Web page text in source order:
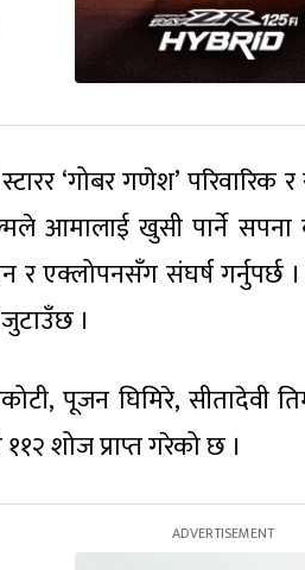
स्टारर ‘गोबर गणेश’
आमालाई खुसी पार्ने
र एक्लोपनसँग संघर्ष
।
पूजन घिमिरे,
शोज प्राप्त गरेको छ ।